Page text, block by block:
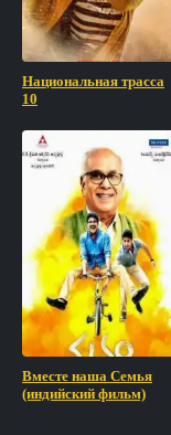
Национальная трасса
10
Вместе наша Семья
(индийский фильм)